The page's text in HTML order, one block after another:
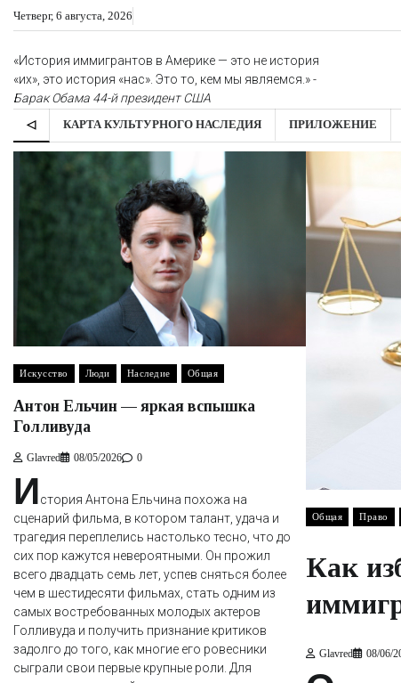
SkipЧетверг, 6 августа, 2026
«История иммигрантов в Америке — это не история
«их», это история «нас». Это то, кем мы являемся.» -
Барак Обама 44-й президент США
◁ КАРТА КУЛЬТУРНОГО НАСЛЕДИЯ ПРИЛОЖЕНИЕ
Общая Право
Как
Glavred 08/06/
Искусство Люди Наследие Общая
Антон Ельчин — яркая вспышка
Голливуда
Glavred 08/05/2026 0
История Антона Ельчина похожа на
сценарий фильма, в котором талант, удача и
трагедия переплелись настолько тесно, что до
сих пор кажутся невероятными. Он прожил
всего двадцать семь лет, успев сняться более
чем в шестидесяти фильмах, стать одним из
самых востребованных молодых актеров
Голливуда и получить признание критиков
задолго до того, как многие его ровесники
сыграли свои первые крупные роли. Для